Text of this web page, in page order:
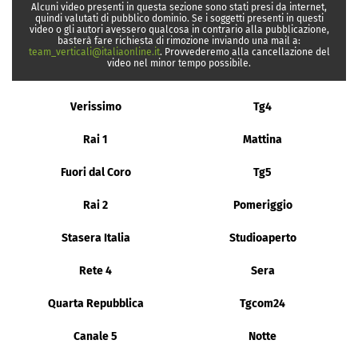
Alcuni video presenti in questa sezione sono stati presi da internet,
quindi valutati di pubblico dominio. Se i soggetti presenti in questi
video o gli autori avessero qualcosa in contrario alla pubblicazione,
basterà fare richiesta di rimozione inviando una mail a:
team_verticali@italiaonline.it. Provvederemo alla cancellazione del
video nel minor tempo possibile.
Verissimo Tg4
Rai 1 Mattina
Fuori dal Coro Tg5
Rai 2 Pomeriggio
Stasera Italia Studioaperto
Rete 4 Sera
Quarta Repubblica Tgcom24
Canale 5 Notte